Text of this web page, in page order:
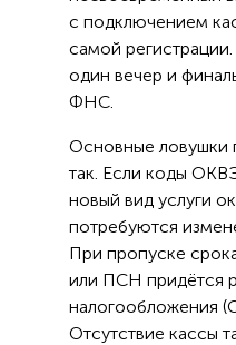
с подключением
самой
один вечер и
ФНС.
Основные ловушки
так. Если коды
новый вид услуги
потребуются
При пропуске
или ПСН придётся
налогообложения
Отсутствие кассы